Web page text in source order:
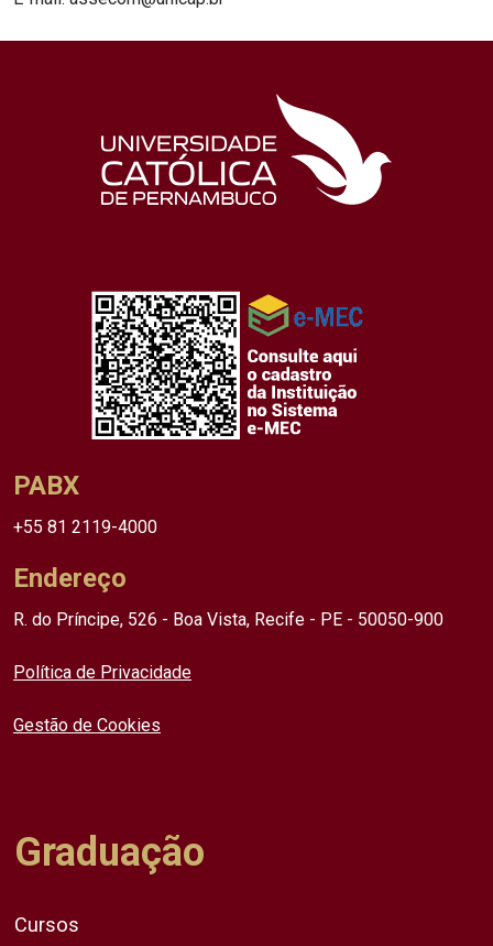
PABX
+55 81 2119-4000
Endereço
R. do Príncipe, 526 - Boa Vista, Recife - PE - 50050-900
Política de Privacidade
Gestão de Cookies
Graduação
Cursos